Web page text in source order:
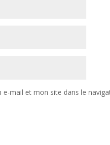
mail et mon site dans le